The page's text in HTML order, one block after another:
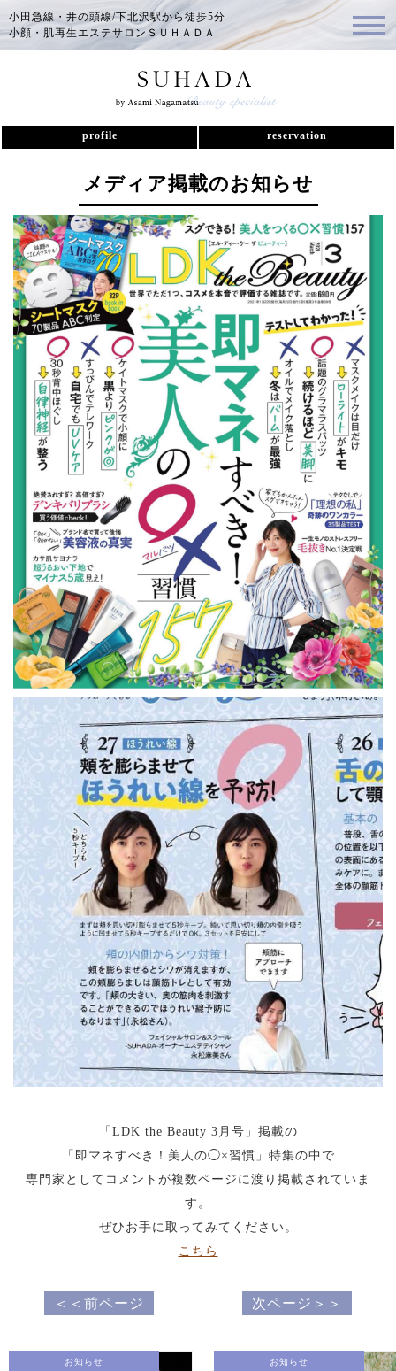
小田急線・井の頭線/下北沢駅から徒歩5分
小顔・肌再生エステサロンＳＵＨＡＤＡ
profile reservation
メディア掲載のお知らせ
「LDK the Beauty 3月号」掲載の
「即マネすべき！美人の◯×習慣」特集の中で
専門家としてコメントが複数ページに渡り掲載されていま
す。
ぜひお手に取ってみてください。
こちら
＜＜前ページ 次ページ＞＞
お知らせ お知らせ